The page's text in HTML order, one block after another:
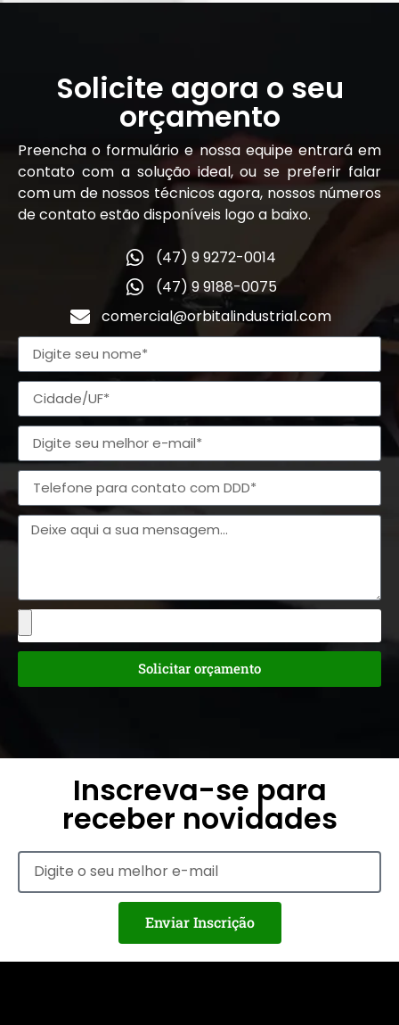
Solicite agora o seu
orçamento
Preencha o formulário e nossa equipe entrará em
contato com a solução ideal, ou se preferir falar
com um de nossos técnicos agora, nossos números
de contato estão disponíveis logo a baixo.
(47) 9 9272-0014
(47) 9 9188-0075
comercial@orbitalindustrial.com
Solicitar orçamento
Inscreva-se para
receber novidades
Enviar Inscrição